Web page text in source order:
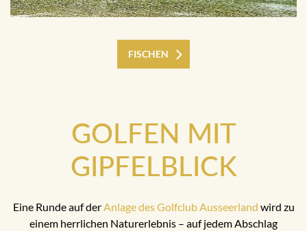
FISCHEN
GOLFEN MIT
GIPFELBLICK
Eine Runde auf derAnlage des Golfclub Ausseerland wird zu
einem herrlichen Naturerlebnis – auf jedem Abschlag